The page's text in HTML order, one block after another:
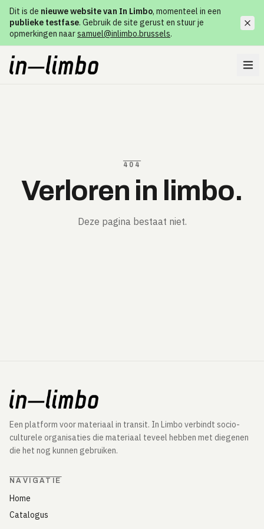
Dit is de nieuwe website van In Limbo, momenteel in een
publieke testfase. Gebruik de site gerust en stuur je
opmerkingen naarsamuel@inlimbo.brussels.
404
Verloren in limbo.
Deze pagina bestaat niet.
Een platform voor materiaal in transit. In Limbo verbindt socio-
culturele organisaties die materiaal teveel hebben met diegenen
die het nog kunnen gebruiken.
NAVIGATIE
Home
Catalogus